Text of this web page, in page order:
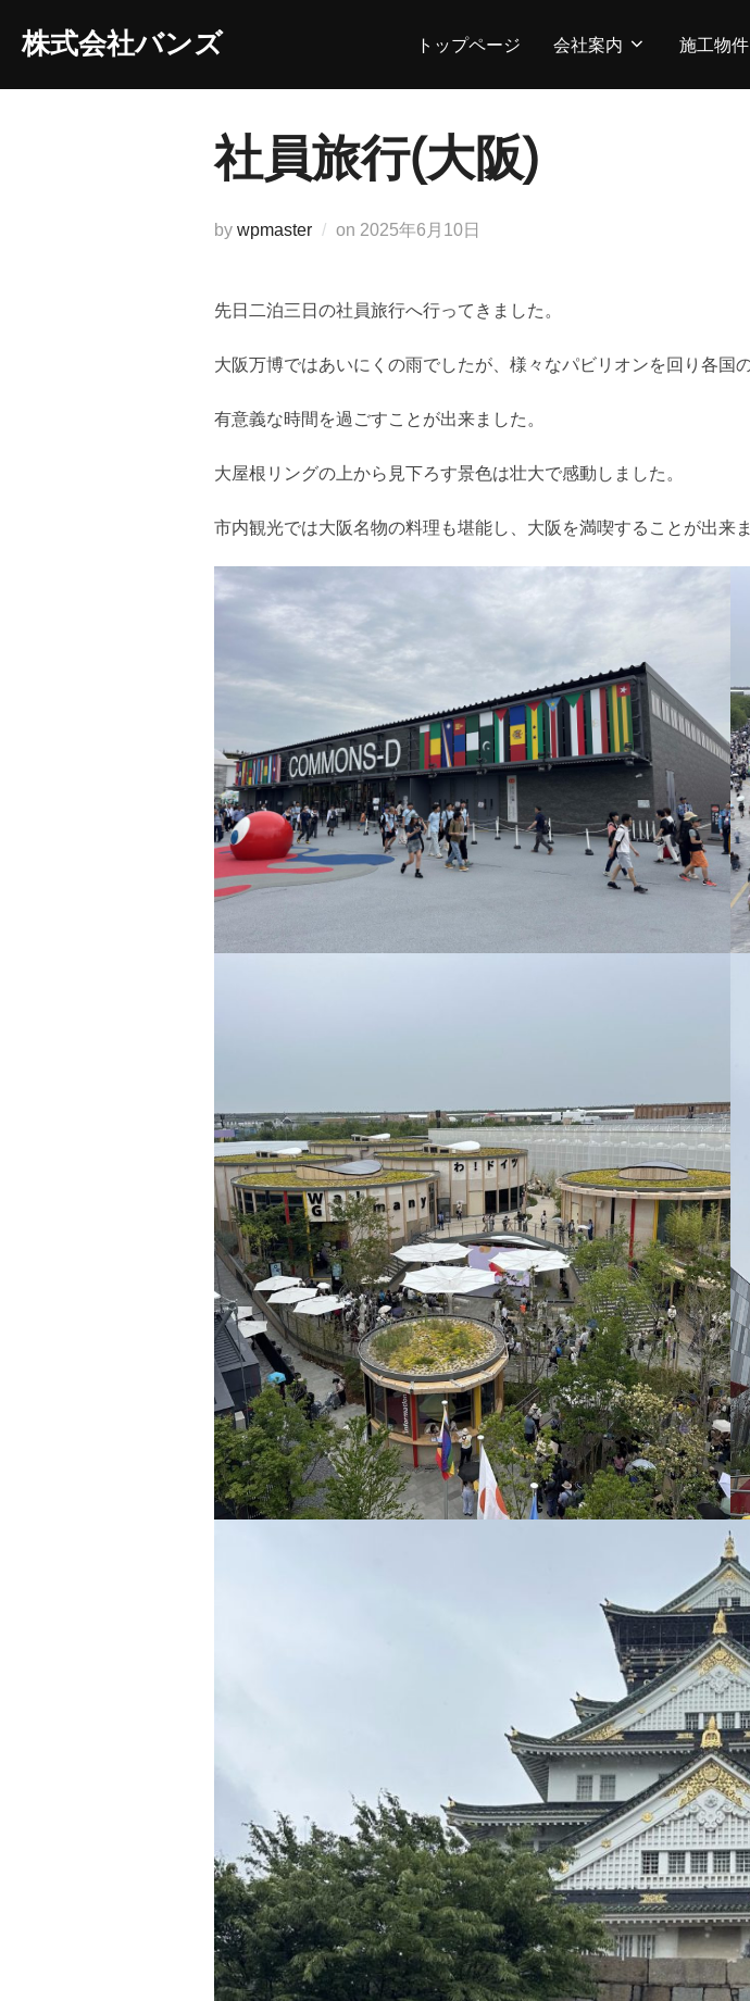
株式会社バンズ トップページ 会社案内 施工物件
社員旅行(大阪)
by wpmaster on 投
2025年6月10日
先日二泊三日の社員旅行へ行ってきました。
大阪万博ではあいにくの雨でしたが、様々なパビリオンを回り各国
有意義な時間を過ごすことが出来ました。
大屋根リングの上から見下ろす景色は壮大で感動しました。
市内観光では大阪名物の料理も堪能し、大阪を満喫することが出来ま